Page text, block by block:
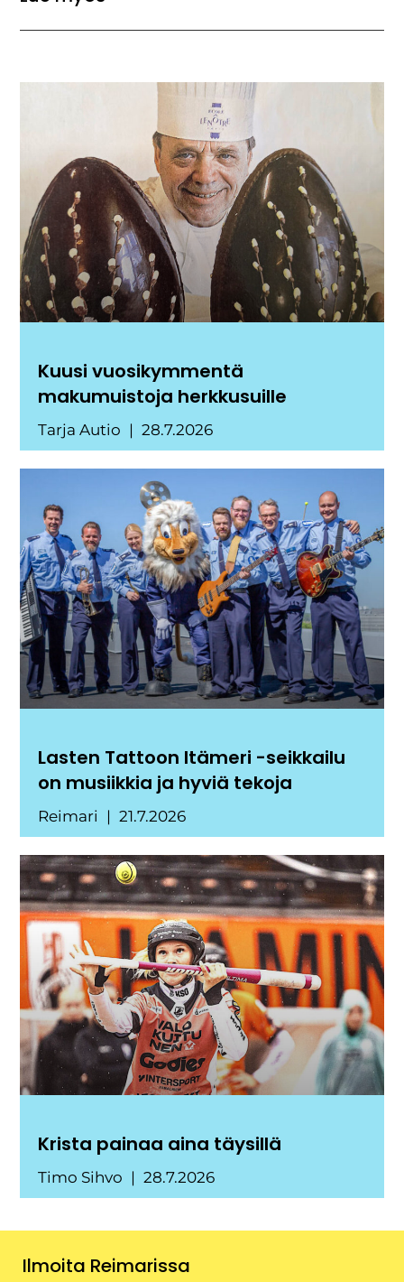
Kuusi vuosikymmentä
makumuistoja herkkusuille
Tarja Autio 28.7.2026
Lasten Tattoon Itämeri -seikkailu
on musiikkia ja hyviä tekoja
Reimari 21.7.2026
Krista painaa aina täysillä
Timo Sihvo 28.7.2026
Ilmoita Reimarissa